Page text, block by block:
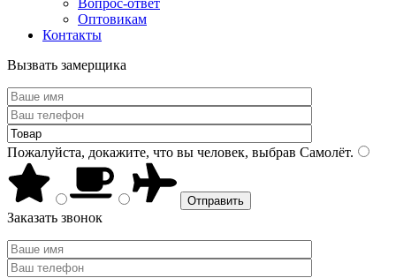
Вопрос-ответ
Оптовикам
Контакты
Вызвать замерщика
Пожалуйста, докажите, что вы человек, выбрав Самолёт.
Заказать звонок